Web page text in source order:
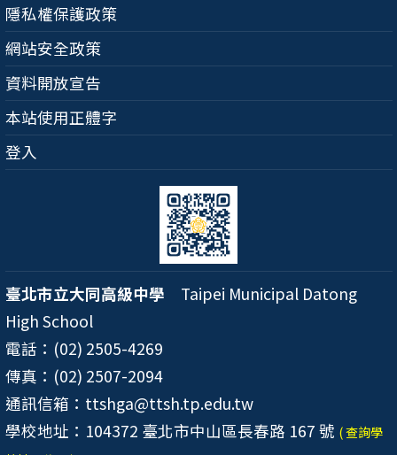
隱私權保護政策
網站安全政策
資料開放宣告
本站使用正體字
登入
臺北市立大同高級中學 Taipei Municipal Datong
High School
電話：(02) 2505-4269
傳真：(02) 2507-2094
通訊信箱：ttshga@ttsh.tp.edu.tw
學校地址：104372 臺北市中山區長春路 167 號 ( 查詢學